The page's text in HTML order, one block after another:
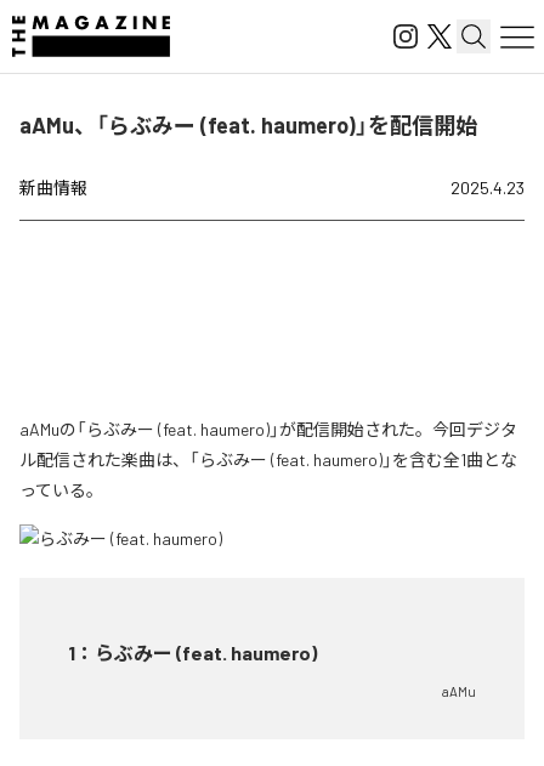
aAMu、「らぶみー (feat. haumero)」を配信開始
新曲情報 2025.4.23
aAMuの「らぶみー (feat. haumero)」が配信開始された。今回デジタ
ル配信された楽曲は、「らぶみー (feat. haumero)」を含む全1曲とな
っている。
1 ： らぶみー (feat. haumero)
aAMu